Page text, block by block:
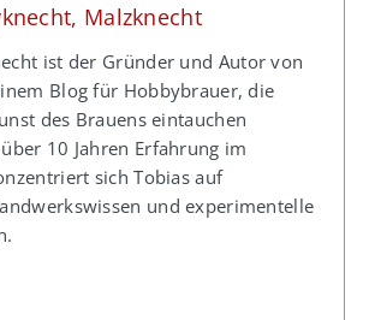
Malzknecht
ist der Gründer und Autor von
Blog für Hobbybrauer, die
des Brauens eintauchen
10 Jahren Erfahrung im
sich Tobias auf
und experimentelle